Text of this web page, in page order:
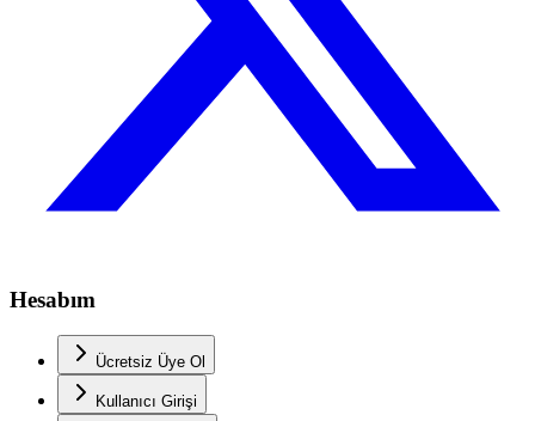
Hesabım
Ücretsiz Üye Ol
Kullanıcı Girişi